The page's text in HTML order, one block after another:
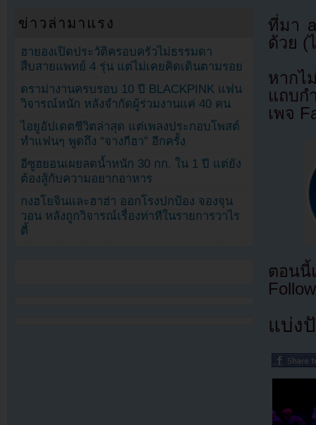
ที่มา
ด้วย (
หากไ
แถบก
เพจ
ตอนนี้
แบ่ง
ข่าวล่ามาแรง
ฮายองเปิดประวัติครอบครัวไม่ธรรมดา
สืบสายแพทย์ 4 รุ่น แต่ไม่เคยคิดเดินตามรอย
ดราม่างานครบรอบ 10 ปี BLACKPINK แฟน
วิจารณ์หนัก หลังจำกัดผู้ร่วมงานแค่ 40 คน
ไอยูอัปเดตชีวิตล่าสุด แต่เพลงประกอบโพสต์
ทำแฟนๆ พูดถึง “จางกีฮา” อีกครั้ง
อีซูฮยอนเผยลดน้ำหนัก 30 กก. ใน 1 ปี แต่ยัง
ต้องสู้กับความอยากอาหาร
กงฮโยจินและฮาฮ่า ออกโรงปกป้อง จองจุน
วอน หลังถูกวิจารณ์เรื่องท่าทีในรายการวาไร
ตี้